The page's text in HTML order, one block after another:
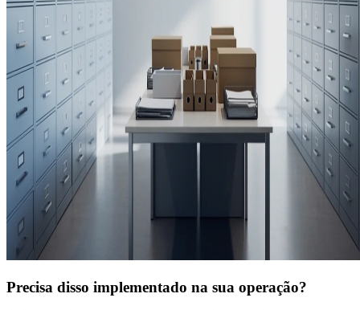
Precisa disso implementado na sua operação?